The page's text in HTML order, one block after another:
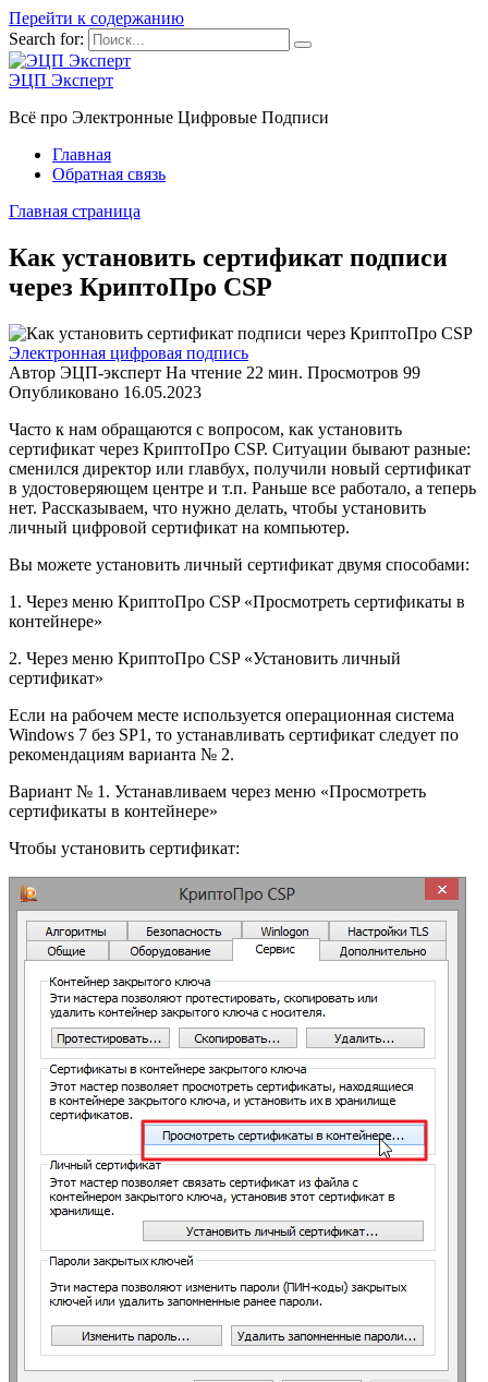
Перейти к содержанию
Search for:
ЭЦП Эксперт
Всё про Электронные Цифровые Подписи
Главная
Обратная связь
Главная страница
Как установить сертификат подписи
через КриптоПро CSP
Электронная цифровая подпись
Автор ЭЦП-эксперт На чтение 22 мин. Просмотров 99
Опубликовано 16.05.2023
Часто к нам обращаются с вопросом, как установить
сертификат через КриптоПpo CSP. Ситуации бывают разные:
сменился директор или главбух, получили новый сертификат
в удостоверяющем центре и т.п. Раньше все работало, а теперь
нет. Рассказываем, что нужно делать, чтобы установить
личный цифровой сертификат на компьютер.
Вы можете установить личный сертификат двумя способами:
1. Через меню КриптоПро CSP «Просмотреть сертификаты в
контейнере»
2. Через меню КриптоПро CSP «Установить личный
сертификат»
Если на рабочем месте используется операционная система
Windows 7 без SP1, то устанавливать сертификат следует по
рекомендациям варианта № 2.
Вариант № 1. Устанавливаем через меню «Просмотреть
сертификаты в контейнере»
Чтобы установить сертификат: